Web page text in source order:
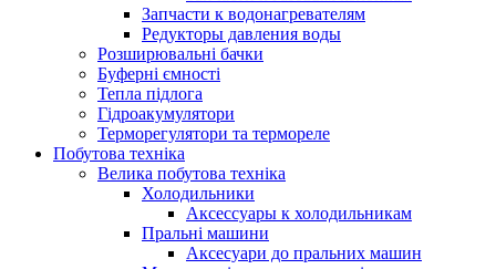
Запчасти к водонагревателям
Редукторы давления воды
Розширювальні бачки
Буферні ємності
Тепла підлога
Гідроакумулятори
Терморегулятори та термореле
Побутова техніка
Велика побутова техніка
Холодильники
Аксессуары к холодильникам
Пральні машини
Аксесуари до пральних машин